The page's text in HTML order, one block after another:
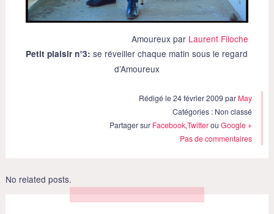
Amoureux par Laurent Filoche
Petit plaisir n°3: se réveiller chaque matin sous le regard
d’Amoureux
Rédigé le 24 février 2009 par May
Catégories : Non classé
Partager sur Facebook,TwitterouGoogle +
Pas de commentaires
No related posts.